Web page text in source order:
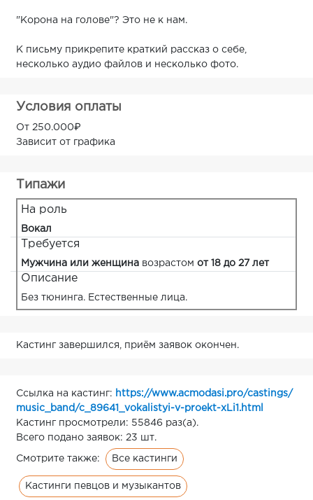
"Корона на голове"? Это не к нам.
К письму прикрепите краткий рассказ о себе,
несколько аудио файлов и несколько фото.
Условия оплаты
От 250.000₽
Зависит от графика
Типажи
На роль
Вокал
Требуется
Мужчина или женщина возрастом от 18 до 27 лет
Описание
Без тюнинга. Естественные лица.
Кастинг завершился, приём заявок окончен.
Ссылка на кастинг: https://www.acmodasi.pro/castings/
music_band/c_89641_vokalistyi-v-proekt-xLi1.html
Кастинг просмотрели: 55846 раз(а).
Всего подано заявок: 23 шт.
Смотрите также: Все кастинги
Кастинги певцов и музыкантов